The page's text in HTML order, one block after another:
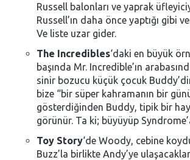
Russell balonları ve yaprak
Russell’ın daha önce yaptığı gibi
Ve liste uzar gider.
The Incredibles‘daki en büyük
başında Mr. Incredible’ın
sinir bozucu küçük çocuk Buddy’dir.
bize “bir süper kahramanın bir
gösterdiğinden Buddy, tipik bir
görünür. Ta ki; büyüyüp
Toy Story‘de Woody, cebine
Buzz’la birlikte Andy’ye